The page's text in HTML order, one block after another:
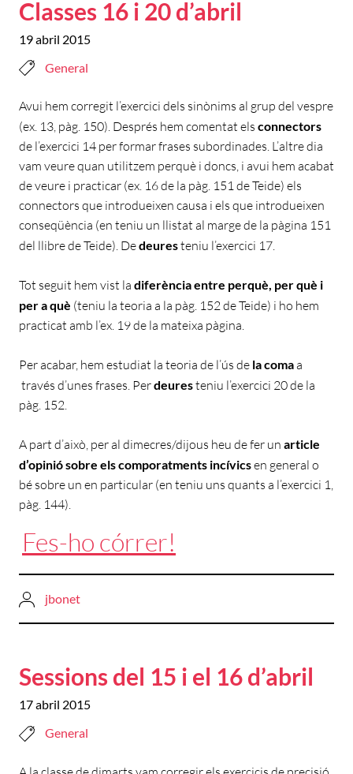
Classes 16 i 20 d’abril
19 abril 2015
General
Avui hem corregit l’exercici dels sinònims al grup del vespre
(ex. 13, pàg. 150). Després hem comentat els connectors
de l’exercici 14 per formar frases subordinades. L’altre dia
vam veure quan utilitzem perquè i doncs, i avui hem acabat
de veure i practicar (ex. 16 de la pàg. 151 de Teide) els
connectors que introdueixen causa i els que introdueixen
conseqüència (en teniu un llistat al marge de la pàgina 151
del llibre de Teide). Dedeuresteniu l’exercici 17.
Tot seguit hem vist la diferència entre perquè, per què i
per a què (teniu la teoria a la pàg. 152 de Teide) i ho hem
practicat amb l’ex. 19 de la mateixa pàgina.
Per acabar, hem estudiat la teoria de l’ús de la comaa
través d’unes frases. Perdeuresteniu l’exercici 20 de la
pàg. 152.
A part d’això, per al dimecres/dijous heu de fer un article
d’opinió sobre els comporatments incívicsen general o
bé sobre un en particular (en teniu uns quants a l’exercici 1,
pàg. 144).
Fes-ho córrer!
jbonet
Sessions del 15 i el 16 d’abril
17 abril 2015
General